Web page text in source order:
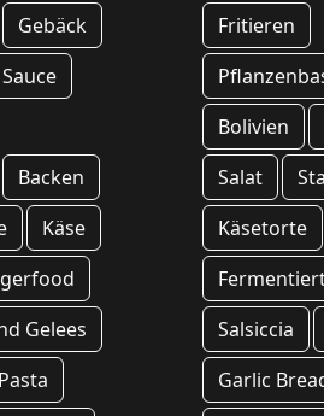
Gebäck
Sauce
Backen
Käse
Gelees
Pasta
Fritieren
Bolivien
Salat
Käsetorte
Salsiccia
Garlic